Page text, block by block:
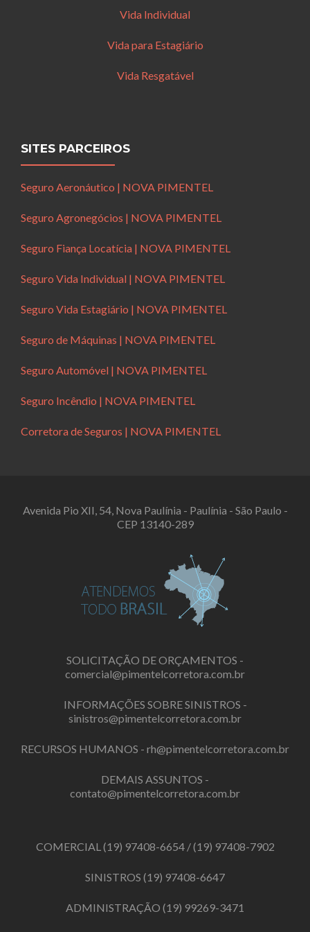
Vida Individual
Vida para Estagiário
Vida Resgatável
SITES PARCEIROS
Seguro Aeronáutico | NOVA PIMENTEL
Seguro Agronegócios | NOVA PIMENTEL
Seguro Fiança Locatícia | NOVA PIMENTEL
Seguro Vida Individual | NOVA PIMENTEL
Seguro Vida Estagiário | NOVA PIMENTEL
Seguro de Máquinas | NOVA PIMENTEL
Seguro Automóvel | NOVA PIMENTEL
Seguro Incêndio | NOVA PIMENTEL
Corretora de Seguros | NOVA PIMENTEL
Avenida Pio XII, 54, Nova Paulínia - Paulínia - São Paulo -
CEP 13140-289
SOLICITAÇÃO DE ORÇAMENTOS -
comercial@pimentelcorretora.com.br
INFORMAÇÕES SOBRE SINISTROS -
sinistros@pimentelcorretora.com.br
RECURSOS HUMANOS - rh@pimentelcorretora.com.br
DEMAIS ASSUNTOS -
contato@pimentelcorretora.com.br
COMERCIAL(19) 97408-6654/(19) 97408-7902
SINISTROS (19) 97408-6647
ADMINISTRAÇÃO (19) 99269-3471